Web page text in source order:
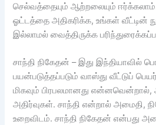
செல்வத்தையும் ஆற்றலையும்
ஓட்டத்தை அதிகரிக்க, உங்கள் வீட்டின்
இல்லாமல் வைத்திருக்க
சாந்தி நிகேதன் – இது இந்தியாவில்
பயன்படுத்தப்படும் வாஸ்து வீட்டுப்
மிகவும் பிரபலமானது என்னவென்றால்,
அதிர்வுகள். சாந்தி என்றால் அமைதி,
உறைவிடம். சாந்தி நிகேதன் என்பது